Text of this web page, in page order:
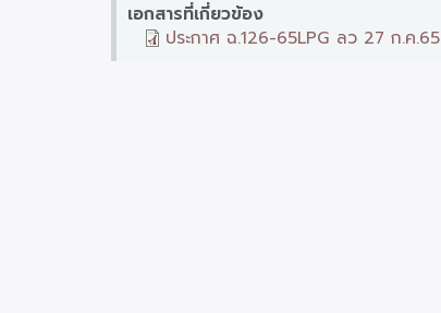
เอกสารที่เกี่ยวข้อง
ประกาศ ฉ.126-65LPG ลว 27 ก.ค.65